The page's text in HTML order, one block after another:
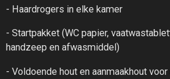
- Haardrogers in elke kamer
- Startpakket (WC papier,
handzeep en afwasmiddel)
- Voldoende hout en aanmaakhout